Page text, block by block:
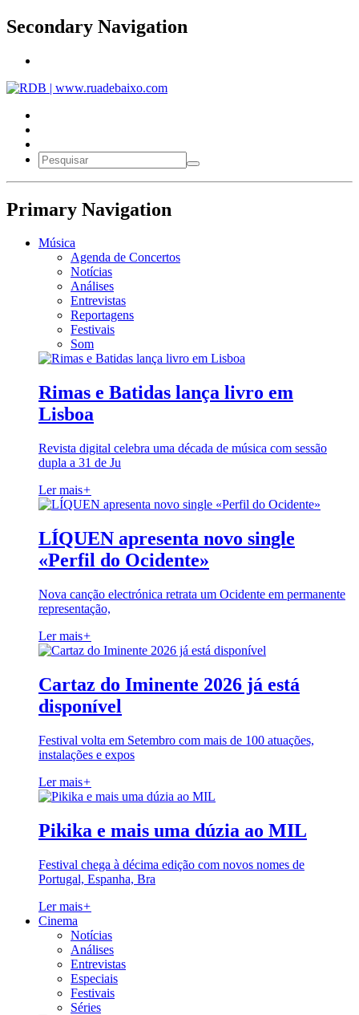
Secondary Navigation
Primary Navigation
Música
Agenda de Concertos
Notícias
Análises
Entrevistas
Reportagens
Festivais
Som
Rimas e Batidas lança livro em
Lisboa
Revista digital celebra uma década de música com sessão
dupla a 31 de Ju
Ler mais+
LÍQUEN apresenta novo single
«Perfil do Ocidente»
Nova canção electrónica retrata um Ocidente em permanente
representação,
Ler mais+
Cartaz do Iminente 2026 já está
disponível
Festival volta em Setembro com mais de 100 atuações,
instalações e expos
Ler mais+
Pikika e mais uma dúzia ao MIL
Festival chega à décima edição com novos nomes de
Portugal, Espanha, Bra
Ler mais+
Cinema
Notícias
Análises
Entrevistas
Especiais
Festivais
Séries